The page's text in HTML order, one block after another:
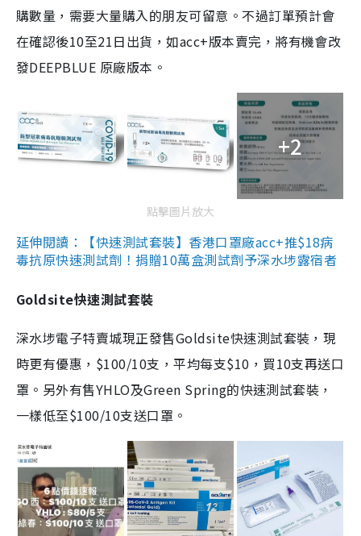
購數量，需要大量購入的朋友可留意。不過訂單預計會
在確認後10至21日出貨，如acc+版本賣完，將有機會改
發DEEPBLUE 原廠版本。
+2
點擊圖片放大
延伸閱讀：【快速測試套裝】香港口罩廠acc+推$18病
毒抗原快速測試劑！捐贈10萬盒測試劑予深水埗露宿者
Goldsite快速測試套裝
深水埗電子特賣城現正發售Goldsite快速測試套裝，現
時更有優惠，$100/10支，平均每支$10，買10支再送口
罩。另外有售YHLO及Green Spring的快速測試套裝，
一樣低至$100/10支送口罩。